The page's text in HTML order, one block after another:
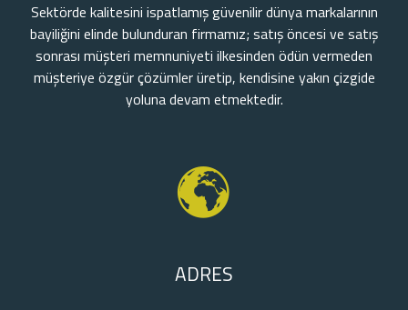
Sektörde kalitesini ispatlamış güvenilir dünya markalarının
bayiliğini elinde bulunduran firmamız; satış öncesi ve satış
sonrası müşteri memnuniyeti ilkesinden ödün vermeden
müşteriye özgür çözümler üretip, kendisine yakın çizgide
yoluna devam etmektedir.
ADRES